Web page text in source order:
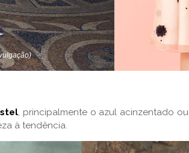
, principalmente o azul acinzentado ou
à tendência.